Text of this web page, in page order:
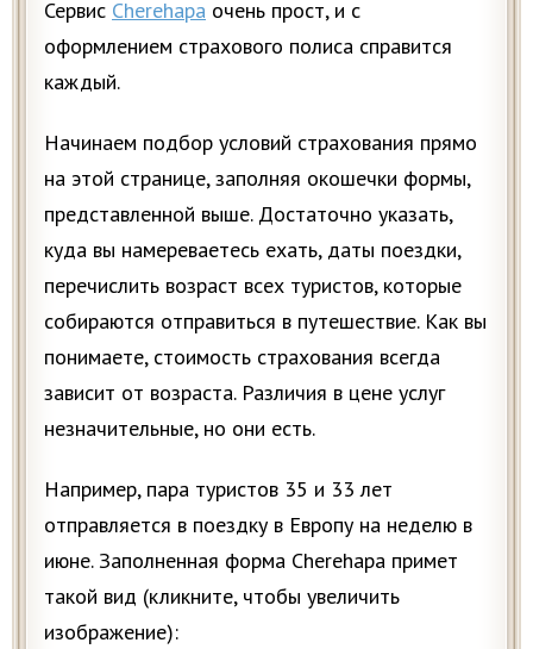
Сервис Cherehapa очень прост, и с
оформлением страхового полиса справится
каждый.
Начинаем подбор условий страхования прямо
на этой странице, заполняя окошечки формы,
представленной выше. Достаточно указать,
куда вы намереваетесь ехать, даты поездки,
перечислить возраст всех туристов, которые
собираются отправиться в путешествие. Как вы
понимаете, стоимость страхования всегда
зависит от возраста. Различия в цене услуг
незначительные, но они есть.
Например, пара туристов 35 и 33 лет
отправляется в поездку в Европу на неделю в
июне. Заполненная форма Cherehapa примет
такой вид (кликните, чтобы увеличить
изображение):